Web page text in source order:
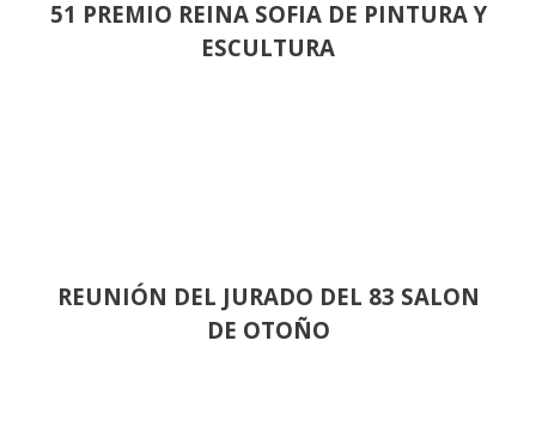
51 PREMIO REINA SOFIA DE PINTURA Y
ESCULTURA
REUNIÓN DEL JURADO DEL 83 SALON
DE OTOÑO